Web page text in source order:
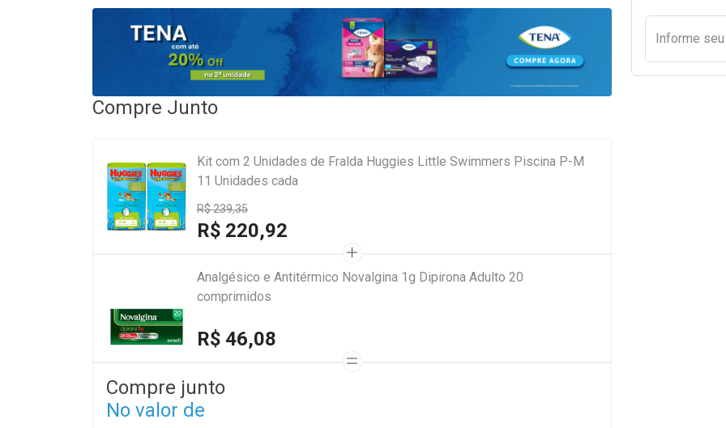
Informe seu
Compre Junto
Kit com 2 Unidades de Fralda Huggies Little Swimmers Piscina P-M
11 Unidades cada
R$ 239,35
R$ 220,92
Analgésico e Antitérmico Novalgina 1g Dipirona Adulto 20
comprimidos
R$ 46,08
Compre junto
No valor de